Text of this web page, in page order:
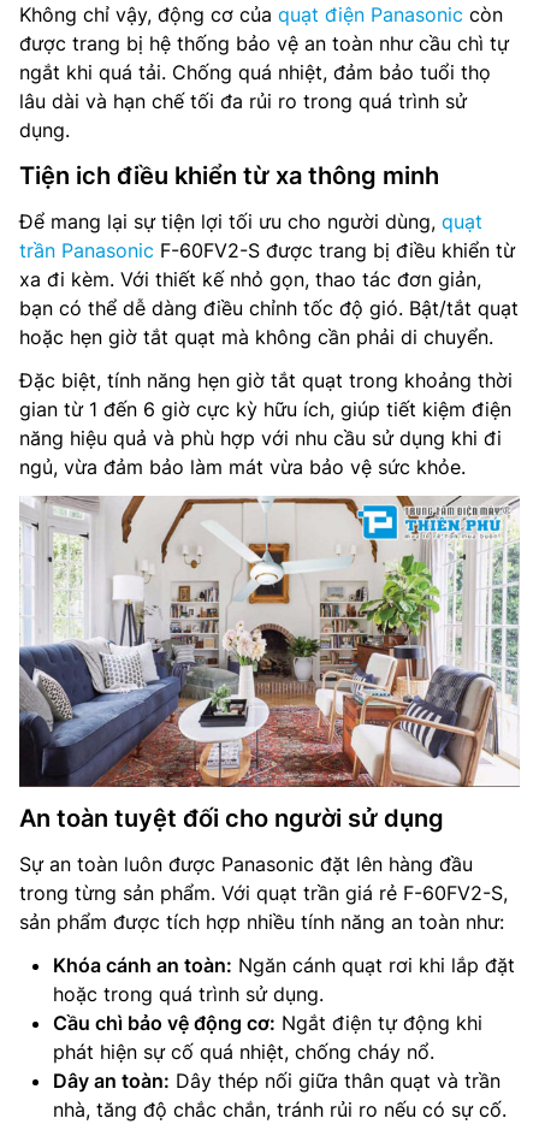
Không chỉ vậy, động cơ của quạt điện Panasonic còn
được trang bị hệ thống bảo vệ an toàn như cầu chì tự
ngắt khi quá tải. Chống quá nhiệt, đảm bảo tuổi thọ
lâu dài và hạn chế tối đa rủi ro trong quá trình sử
dụng.
Tiện ich điều khiển từ xa thông minh
Để mang lại sự tiện lợi tối ưu cho người dùng, quạt
trần Panasonic F-60FV2-S được trang bị điều khiển từ
xa đi kèm. Với thiết kế nhỏ gọn, thao tác đơn giản,
bạn có thể dễ dàng điều chỉnh tốc độ gió. Bật/tắt quạt
hoặc hẹn giờ tắt quạt mà không cần phải di chuyển.
Đặc biệt, tính năng hẹn giờ tắt quạt trong khoảng thời
gian từ 1 đến 6 giờ cực kỳ hữu ích, giúp tiết kiệm điện
năng hiệu quả và phù hợp với nhu cầu sử dụng khi đi
ngủ, vừa đảm bảo làm mát vừa bảo vệ sức khỏe.
An toàn tuyệt đối cho người sử dụng
Sự an toàn luôn được Panasonic đặt lên hàng đầu
trong từng sản phẩm. Với quạt trần giá rẻ F-60FV2-S,
sản phẩm được tích hợp nhiều tính năng an toàn như:
Khóa cánh an toàn: Ngăn cánh quạt rơi khi lắp đặt
hoặc trong quá trình sử dụng.
Cầu chì bảo vệ động cơ: Ngắt điện tự động khi
phát hiện sự cố quá nhiệt, chống cháy nổ.
Dây an toàn: Dây thép nối giữa thân quạt và trần
nhà, tăng độ chắc chắn, tránh rủi ro nếu có sự cố.